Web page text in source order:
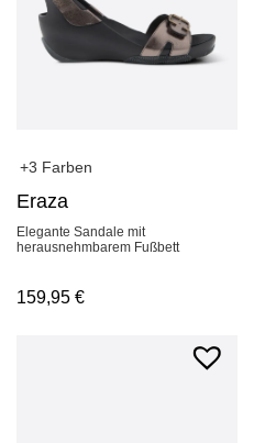
+3 Farben
Eraza
Elegante Sandale mit
herausnehmbarem Fußbett
159,95 €